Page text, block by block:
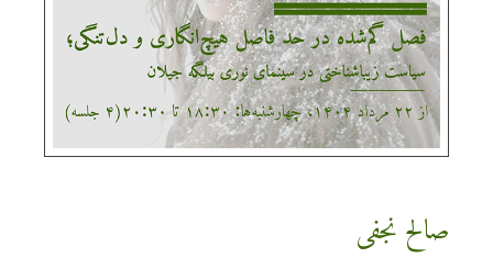
صالح نجفی